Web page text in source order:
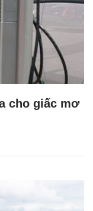
cho giấc mơ